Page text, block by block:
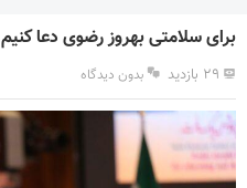
برای سلامتی بهروز رضوی دعا کنیم
۲۹ بازدید بدون دیدگاه